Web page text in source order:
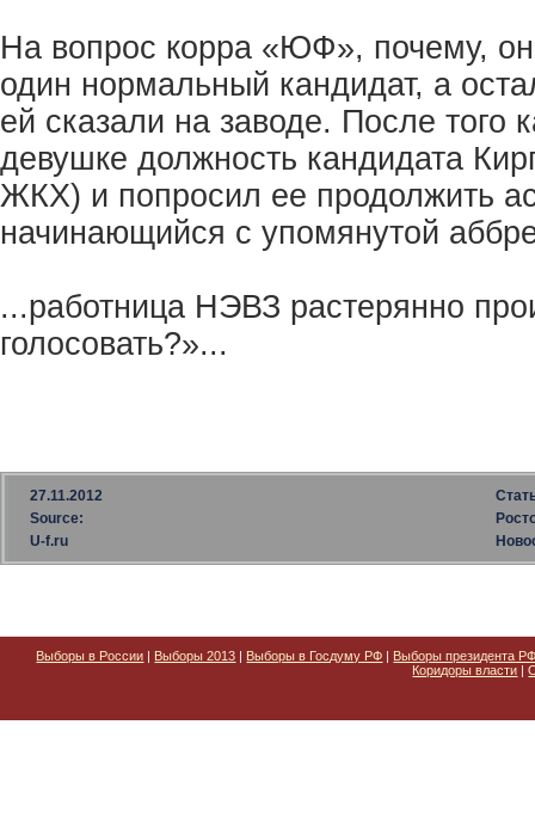
На вопрос корра «ЮФ», почему,
один нормальный кандидат, а
ей сказали на заводе. После того
девушке должность кандидата
ЖКХ) и попросил ее продолжить
начинающийся с упомянутой
...работница НЭВЗ растерянно
голосовать?»...
27.11.2012
Source:
U-f.ru
Выборы в России | Выборы 2013 | Выборы в Госдуму РФ | Выборы президента
Коридоры власти |